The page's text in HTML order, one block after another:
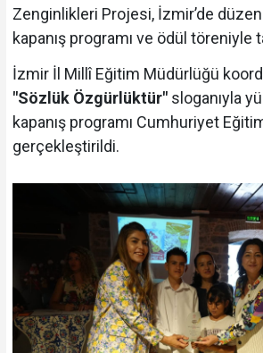
Zenginlikleri Projesi, İzmir’de
kapanış programı ve ödül töreniyle
İzmir İl Millî Eğitim Müdürlüğü
"Sözlük Özgürlüktür"sloganıyla
kapanış programı Cumhuriyet
gerçekleştirildi.